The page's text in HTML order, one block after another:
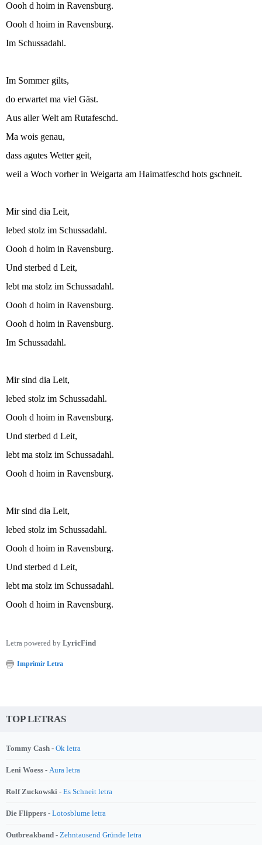
Oooh d hoim in Ravensburg.
Oooh d hoim in Ravensburg.
Im Schussadahl.
Im Sommer gilts,
do erwartet ma viel Gäst.
Aus aller Welt am Rutafeschd.
Ma wois genau,
dass agutes Wetter geit,
weil a Woch vorher in Weigarta am Haimatfeschd hots gschneit.
Mir sind dia Leit,
lebed stolz im Schussadahl.
Oooh d hoim in Ravensburg.
Und sterbed d Leit,
lebt ma stolz im Schussadahl.
Oooh d hoim in Ravensburg.
Oooh d hoim in Ravensburg.
Im Schussadahl.
Mir sind dia Leit,
lebed stolz im Schussadahl.
Oooh d hoim in Ravensburg.
Und sterbed d Leit,
lebt ma stolz im Schussadahl.
Oooh d hoim in Ravensburg.
Mir sind dia Leit,
lebed stolz im Schussadahl.
Oooh d hoim in Ravensburg.
Und sterbed d Leit,
lebt ma stolz im Schussadahl.
Oooh d hoim in Ravensburg.
Letra powered by LyricFind
Imprimir Letra
TOP LETRAS
Tommy Cash - Ok letra
Leni Woess - Aura letra
Rolf Zuckowski - Es Schneit letra
Die Flippers - Lotosblume letra
Outbreakband - Zehntausend Gründe letra